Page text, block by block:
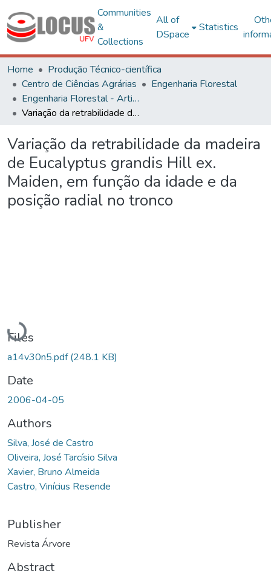
Communities
&
Collections
All of
DSpace
Statistics
Home
Produção Técnico-científica
Centro de Ciências Agrárias
Engenharia Florestal
Engenharia Florestal - Artigos
Variação da retrabilidade da madeira de Eucalyptus grandis Hill ex. Maiden, em função da idade e da posição radial no tronco
Variação da retrabilidade da madeira
de Eucalyptus grandis Hill ex.
Maiden, em função da idade e da
posição radial no tronco
Loading...
Files
a14v30n5.pdf(248.1 KB)
Date
2006-04-05
Authors
Silva, José de Castro
Oliveira, José Tarcísio Silva
Xavier, Bruno Almeida
Castro, Vinícius Resende
Publisher
Revista Árvore
Abstract